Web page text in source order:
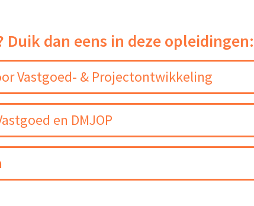
Duik dan eens in deze opleidingen:
Vastgoed- & Projectontwikkeling
en DMJOP